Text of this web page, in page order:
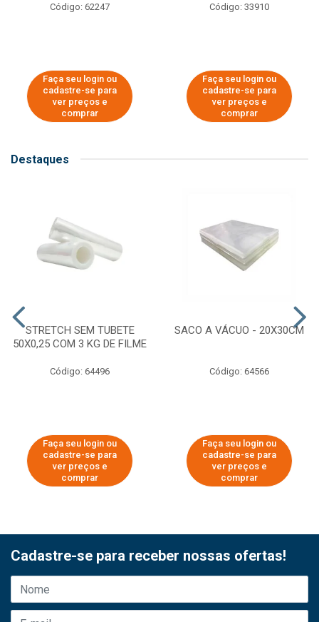
Código: 62247
Faça seu login ou
cadastre-se para
ver preços e
comprar
Código: 33910
Faça seu login ou
cadastre-se para
ver preços e
comprar
Destaques
STRETCH SEM TUBETE
50X0,25 COM 3 KG DE FILME
Código: 64496
Faça seu login ou
cadastre-se para
ver preços e
comprar
SACO A VÁCUO - 20X30CM
Código: 64566
Faça seu login ou
cadastre-se para
ver preços e
comprar
Cadastre-se para receber nossas ofertas!